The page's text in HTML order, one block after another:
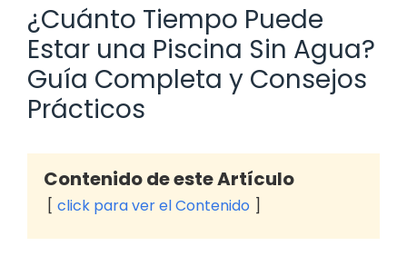
¿Cuánto Tiempo Puede
Estar una Piscina Sin Agua?
Guía Completa y Consejos
Prácticos
Contenido de este Artículo
click para ver el Contenido